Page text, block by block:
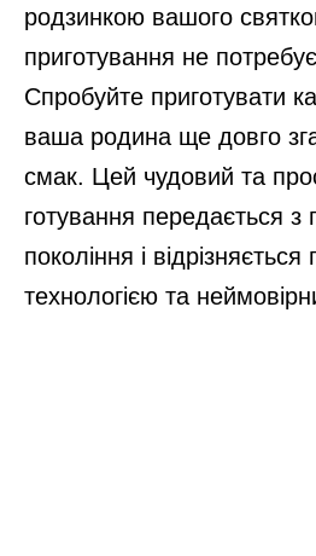
родзинкою вашого
приготування не
Спробуйте приготувати
ваша родина ще довго
смак. Цей чудовий та
готування передається з
покоління і
технологією та